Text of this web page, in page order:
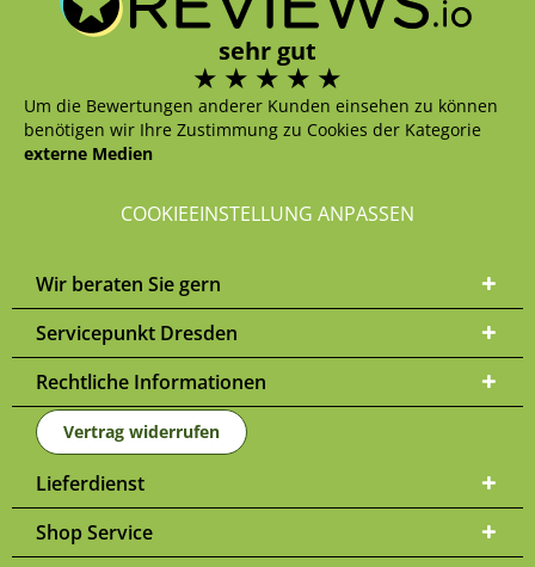
sehr gut
Um die Bewertungen anderer Kunden einsehen zu können
benötigen wir Ihre Zustimmung zu Cookies der Kategorie
externe Medien
COOKIEEINSTELLUNG ANPASSEN
Wir beraten Sie gern
Servicepunkt Dresden
Rechtliche Informationen
Vertrag widerrufen
Lieferdienst
Shop Service